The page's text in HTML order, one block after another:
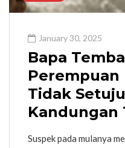
January 30, 2025
Bapa
Perempuan
Tidak
Kandungan
Suspek pada mulanya